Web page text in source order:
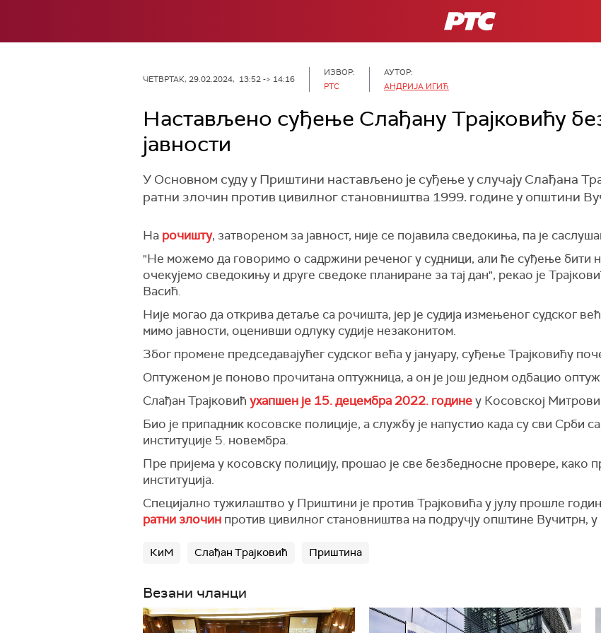
РТС
ЧЕТВРТАК, 29.02.2024, 13:52 -> 14:16
ИЗВОР:
РТС
АУТОР:
АНДРИЈА ИГИЋ
Настављено суђење Слађану Трајковићу
јавности
У Основном суду у Приштини настављено је суђење у случају Слађана
ратни злочин против цивилног становништва 1999. године у општини
На рочишту, затвореном за јавност, није се појавила сведокиња, па је
"Не можемо да говоримо о садржини реченог у судници, али ће суђење бити
очекујемо сведокињу и друге сведоке планиране за тај дан", рекао је
Васић.
Није могао да открива детаље са рочишта, јер је судија измењеног судског
мимо јавности, оценивши одлуку судије незаконитом.
Због промене председавајућег судског већа у јануару, суђење Трајковићу
Оптуженом је поново прочитана оптужница, а он је још једном одбацио
Слађан Трајковић ухапшен је 15. децембра 2022. годинеу Косовској
Био је припадник косовске полиције, а службу је напустио када су сви Срби
институције 5. новембра.
Пре пријема у косовску полицију, прошао је све безбедносне провере, како
институција.
Специјално тужилаштво у Приштини је против Трајковића у јулу прошле
ратни злочин против цивилног становништва на подручју општине Вучитрн,
КиМ Слађан Трајковић Приштина
Везани чланци